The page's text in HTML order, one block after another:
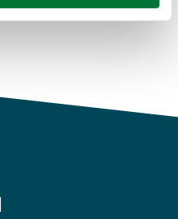
cómo se procesan sus
del sitio web con
publicidad y análisis